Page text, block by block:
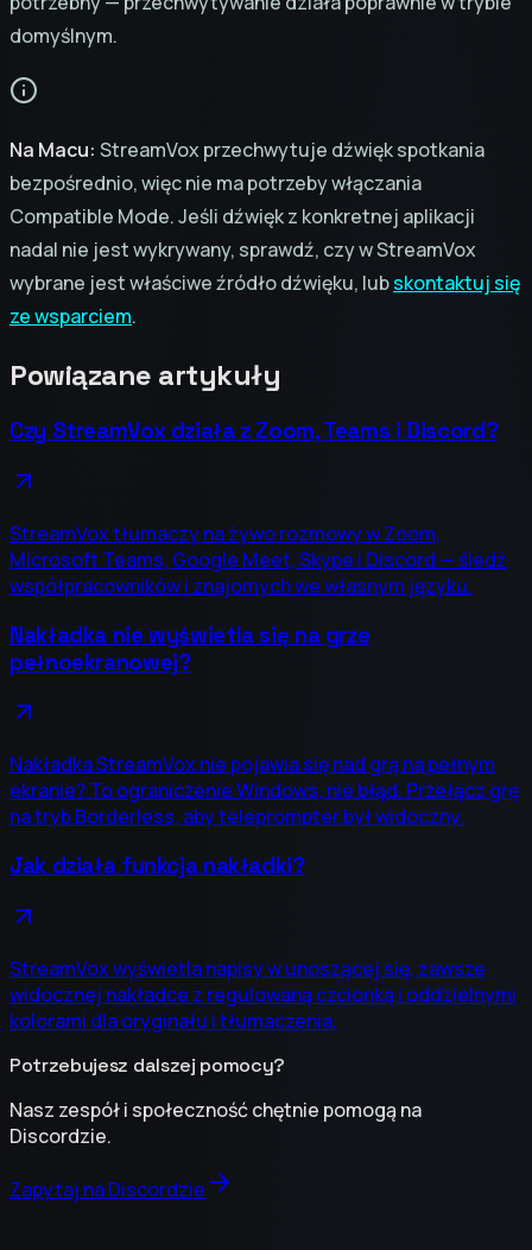
domyślnym.
Na Macu: StreamVox przechwytuje dźwięk spotkania
bezpośrednio, więc nie ma potrzeby włączania
Compatible Mode. Jeśli dźwięk z konkretnej aplikacji
nadal nie jest wykrywany, sprawdź, czy w StreamVox
wybrane jest właściwe źródło dźwięku, lubskontaktuj się
ze wsparciem.
Powiązane artykuły
Czy StreamVox działa z Zoom, Teams i Discord?
StreamVox tłumaczy na żywo rozmowy w Zoom,
Microsoft Teams, Google Meet, Skype i Discord — śledź
współpracowników i znajomych we własnym języku.
Nakładka nie wyświetla się na grze
pełnoekranowej?
Nakładka StreamVox nie pojawia się nad grą na pełnym
ekranie? To ograniczenie Windows, nie błąd. Przełącz grę
na tryb Borderless, aby teleprompter był widoczny.
Jak działa funkcja nakładki?
StreamVox wyświetla napisy w unoszącej się, zawsze
widocznej nakładce z regulowaną czcionką i oddzielnymi
kolorami dla oryginału i tłumaczenia.
Potrzebujesz dalszej pomocy?
Nasz zespół i społeczność chętnie pomogą na
Discordzie.
Zapytaj na Discordzie